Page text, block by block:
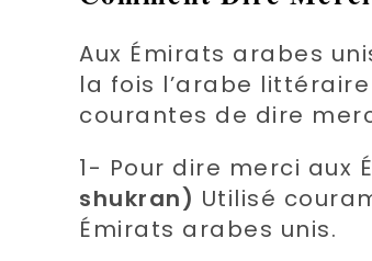
Aux Émirats arabes
la fois l’arabe
courantes de dire
1- Pour dire merci aux
shukran) Utilisé
Émirats arabes unis.